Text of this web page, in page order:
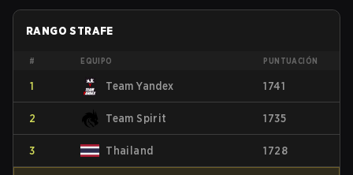
RANGO STRAFE
# EQUIPO PUNTUACIÓN
1 Team Yandex 1741
2 Team Spirit 1735
3 Thailand 1728